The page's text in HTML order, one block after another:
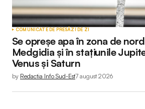
Your Name*
Your E-mail*
COMUNICATE DE PRESĂZI DE ZI
Se opreșe apa în zona de
Medgidia și în stațiunile
Venus și Saturn
by Redactia Info Sud-Est7 august 2026